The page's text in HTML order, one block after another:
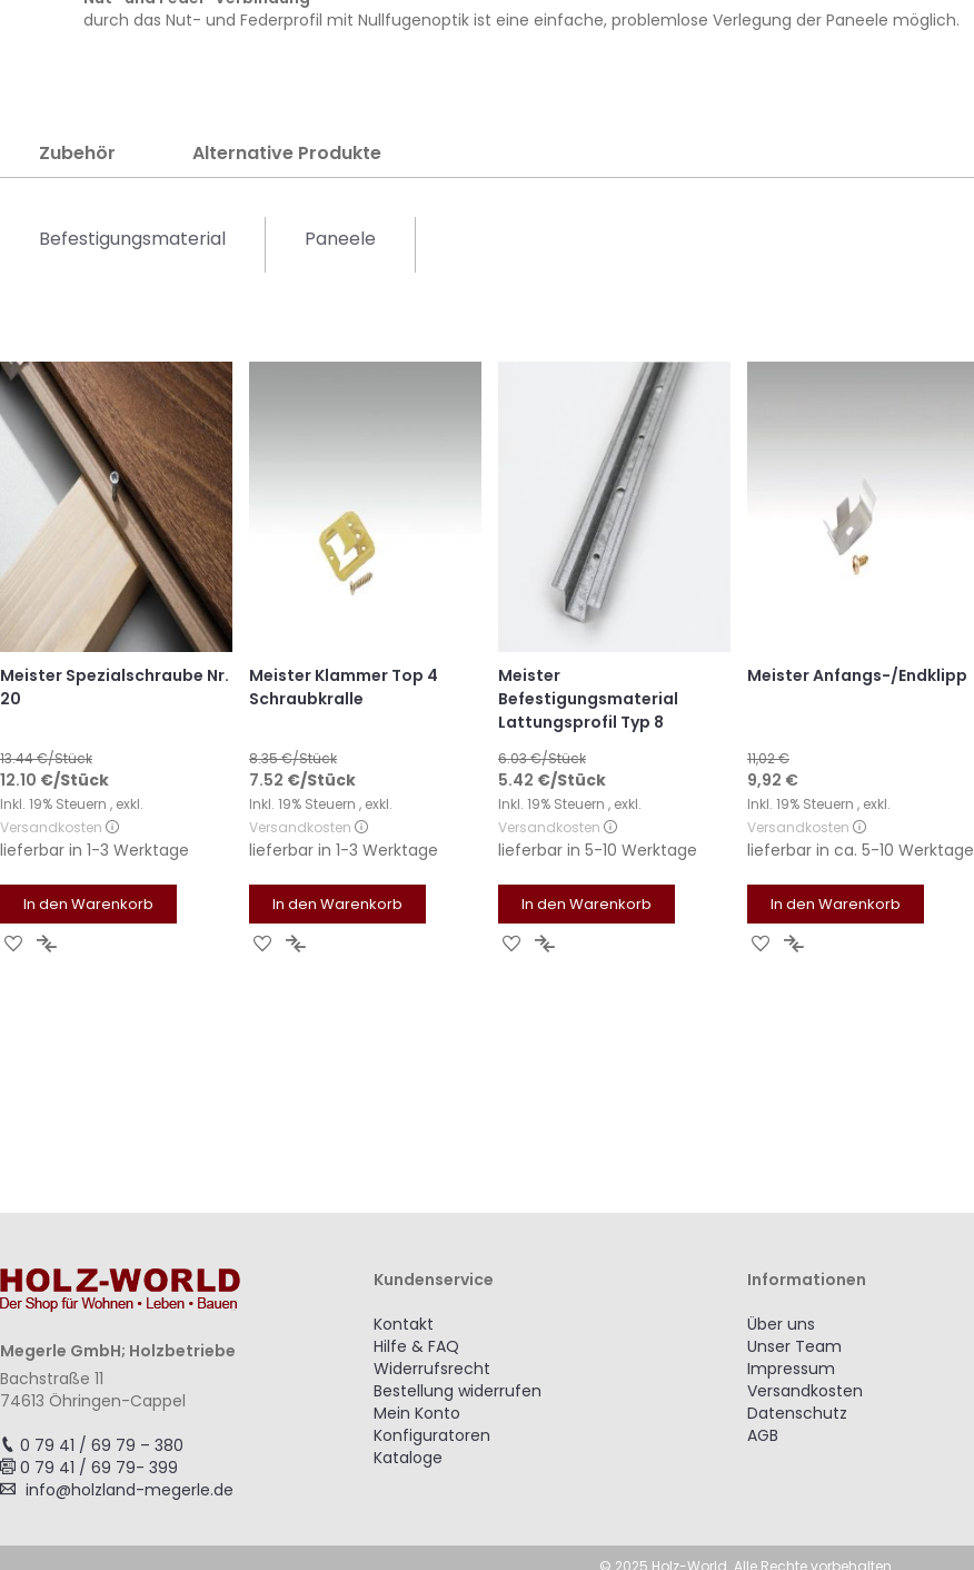
durch das Nut- und Federprofil mit Nullfugenoptik ist eine einfache, problemlose Verlegung der Paneele möglich.
Zubehör
Befestigungsmaterial
Meister Spezialschraube Nr.
20
13.44€/Stück
12.10 €/Stück
Inkl. 19% Steuern , exkl.
Versandkosten
lieferbar in 1-3 Werktage
In den Warenkorb
Zur Zur
Meister Klammer Top 4
Schraubkralle
8.35€/Stück
7.52 €/Stück
Inkl. 19% Steuern , exkl.
Versandkosten
lieferbar in 1-3 Werktage
In den Warenkorb
Zur Zur
Meister
Befestigungsmaterial
Lattungsprofil Typ 8
6.03€/Stück
5.42 €/Stück
Inkl. 19% Steuern , exkl.
Versandkosten
lieferbar in 5-10 Werktage
In den Warenkorb
Zur Zur
Meister Anfangs-/Endklipp
11,02 €
Sonderangebot
9,92 €
Inkl. 19% Steuern , exkl.
Versandkosten
lieferbar in ca. 5-10 Werktage
In den Warenkorb
Zur Zur
Paneele
Alternative Produkte
Megerle GmbH; Holzbetriebe
Bachstraße 11
74613 Öhringen-Cappel
0 79 41 / 69 79 – 380
0 79 41 / 69 79- 399
info@holzland-megerle.de
Kundenservice
Kontakt
Hilfe & FAQ
Widerrufsrecht
Bestellung widerrufen
Mein Konto
Konfiguratoren
Kataloge
Informationen
Über uns
Unser Team
Impressum
Versandkosten
Datenschutz
AGB
© 2025 Holz-World. Alle Rechte vorbehalten.